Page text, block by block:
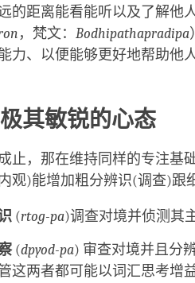
的距离能看能听以及了解他
，梵文： Bodhipathapradipa
力、以便能够更好地帮助他
其敏锐的心态
止，那在维持同样的专注基
观)能增加粗分辨识(调查)跟
(rtog-pa)调查对境并侦测其
(dpyod-pa) 审查对境并且分
这两者都可能以词汇思考增